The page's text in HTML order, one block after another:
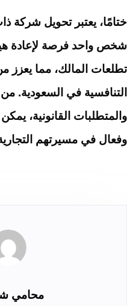
ختامًا، يعتبر تحويل شركة
شخص واحد فرصة لإعادة
تطلعات المالك، مما يعزز
التنافسية في السعودية.
والمتطلبات القانونية،
وفعال في مسيرتهم
محامي